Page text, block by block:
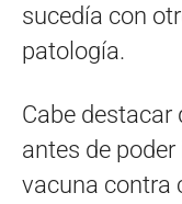
sucedía con
patología.
Cabe destacar
antes de
vacuna contra